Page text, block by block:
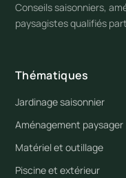
Conseils saisonniers,
paysagistes qualifiés
Thématiques
Jardinage saisonnier
Aménagement paysager
Matériel et outillage
Piscine et extérieur